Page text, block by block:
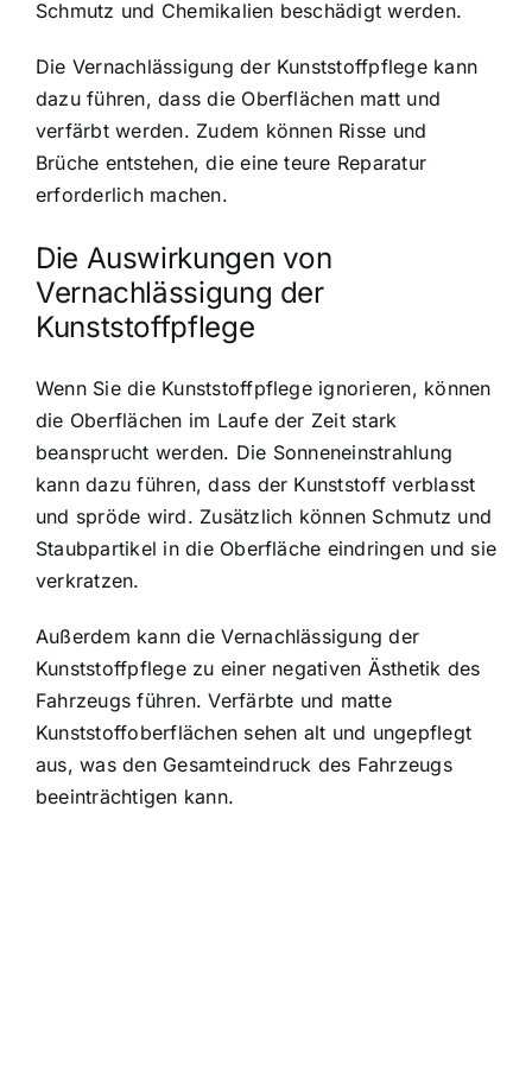
Schmutz und Chemikalien beschädigt werden.
Die Vernachlässigung der Kunststoffpflege kann
dazu führen, dass die Oberflächen matt und
verfärbt werden. Zudem können Risse und
Brüche entstehen, die eine teure Reparatur
erforderlich machen.
Die Auswirkungen von
Vernachlässigung der
Kunststoffpflege
Wenn Sie die Kunststoffpflege ignorieren, können
die Oberflächen im Laufe der Zeit stark
beansprucht werden. Die Sonneneinstrahlung
kann dazu führen, dass der Kunststoff verblasst
und spröde wird. Zusätzlich können Schmutz und
Staubpartikel in die Oberfläche eindringen und sie
verkratzen.
Außerdem kann die Vernachlässigung der
Kunststoffpflege zu einer negativen Ästhetik des
Fahrzeugs führen. Verfärbte und matte
Kunststoffoberflächen sehen alt und ungepflegt
aus, was den Gesamteindruck des Fahrzeugs
beeinträchtigen kann.